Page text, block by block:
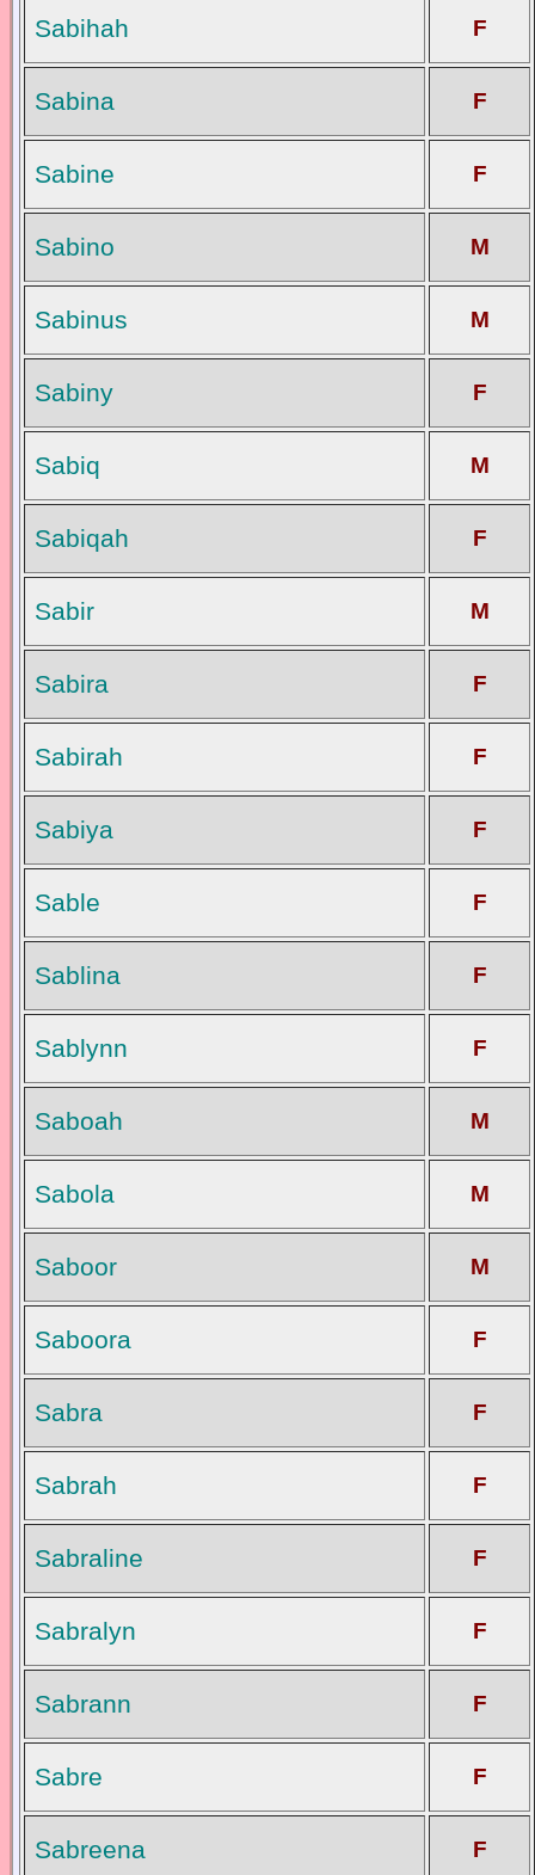
Sabihah F
Sabina F
Sabine F
Sabino M
Sabinus M
Sabiny F
Sabiq M
Sabiqah F
Sabir M
Sabira F
Sabirah F
Sabiya F
Sable F
Sablina F
Sablynn F
Saboah M
Sabola M
Saboor M
Saboora F
Sabra F
Sabrah F
Sabraline F
Sabralyn F
Sabrann F
Sabre F
Sabreena F